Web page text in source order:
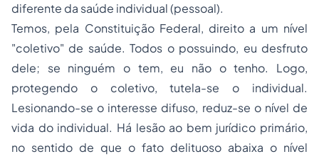
diferente da saúde individual (pessoal).
Temos, pela Constituição Federal, direito a um nível
"coletivo" de saúde. Todos o possuindo, eu desfruto
dele; se ninguém o tem, eu não o tenho. Logo,
protegendo o coletivo, tutela-se o individual.
Lesionando-se o interesse difuso, reduz-se o nível de
vida do individual. Há lesão ao bem jurídico primário,
no sentido de que o fato delituoso abaixa o nível